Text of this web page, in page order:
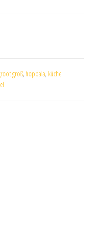
groß, hoppala, küche